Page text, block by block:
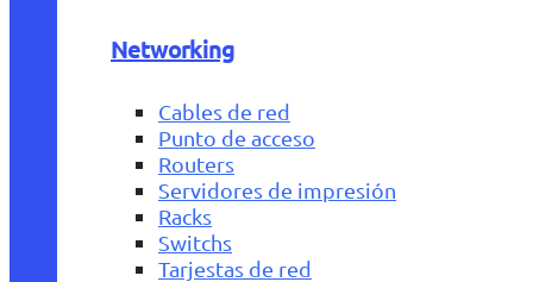
Networking
Cables de red
Punto de acceso
Routers
Servidores de impresión
Racks
Switchs
Tarjestas de red